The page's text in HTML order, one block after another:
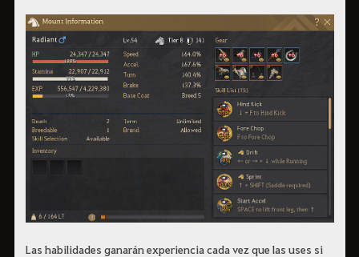
Las habilidades ganarán experiencia cada vez que las uses si